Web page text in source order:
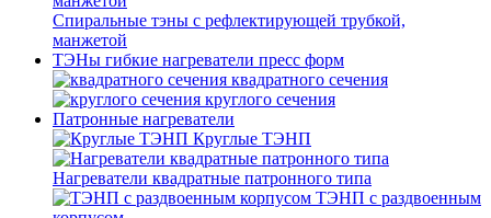
Спиральные тэны с рефлектирующей трубкой,
манжетой
ТЭНы гибкие нагреватели пресс форм
квадратного сечения
круглого сечения
Патронные нагреватели
Круглые ТЭНП
Нагреватели квадратные патронного типа
ТЭНП с раздвоенным